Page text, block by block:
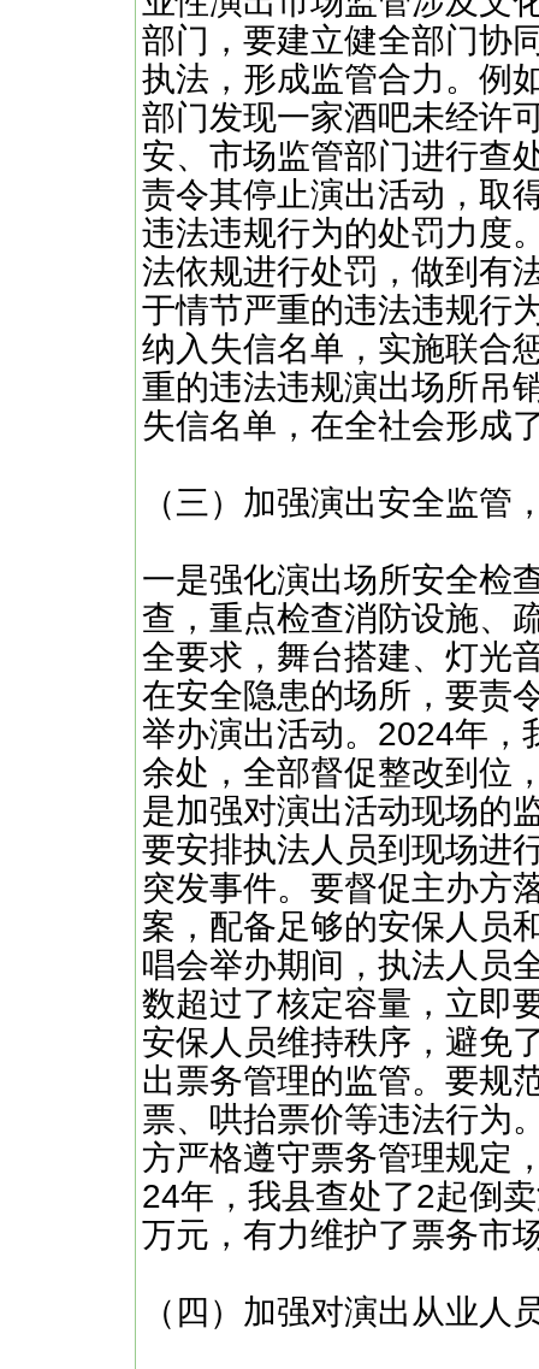
部门，要建立健全部门协
执法，形成监管合力。例
部门发现一家酒吧未经许
安、市场监管部门进行查
责令其停止演出活动，取
违法违规行为的处罚力度
法依规进行处罚，做到有
于情节严重的违法违规行
纳入失信名单，实施联合
重的违法违规演出场所吊
失信名单，在全社会形成
（三）加强演出安全监管
一是强化演出场所安全检
查，重点检查消防设施、
全要求，舞台搭建、灯光
在安全隐患的场所，要责
举办演出活动。2024年，
余处，全部督促整改到位
是加强对演出活动现场的
要安排执法人员到现场进
突发事件。要督促主办方
案，配备足够的安保人员
唱会举办期间，执法人员
数超过了核定容量，立即
安保人员维持秩序，避免
出票务管理的监管。要规
票、哄抬票价等违法行为
方严格遵守票务管理规定
24年，我县查处了2起倒
万元，有力维护了票务市
（四）加强对演出从业人